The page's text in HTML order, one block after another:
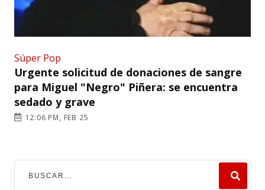
Súper Pop
Urgente solicitud de donaciones de sangre
para Miguel "Negro" Piñera: se encuentra
sedado y grave
12:06 PM, FEB 25